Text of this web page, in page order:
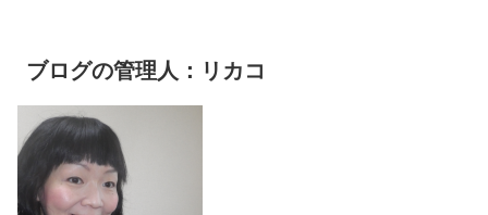
ブログの管理人：リカコ